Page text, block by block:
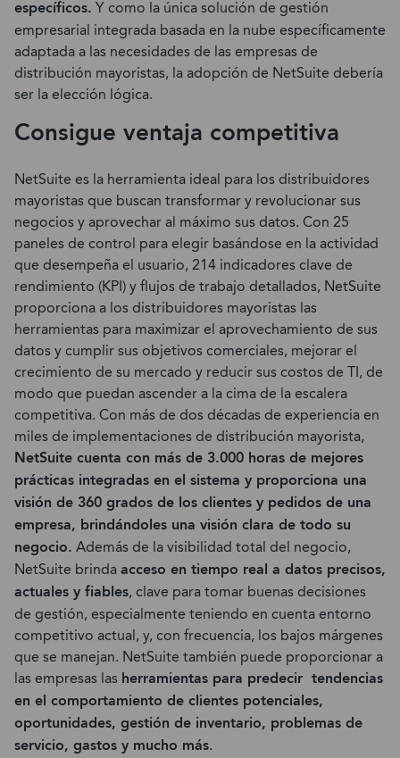
específicos. Y como la única solución de gestión
empresarial integrada basada en la nube específicamente
adaptada a las necesidades de las empresas de
distribución mayoristas, la adopción de NetSuite debería
ser la elección lógica.
Consigue ventaja competitiva
NetSuite es la herramienta ideal para los distribuidores
mayoristas que buscan transformar y revolucionar sus
negocios y aprovechar al máximo sus datos. Con 25
paneles de control para elegir basándose en la actividad
que desempeña el usuario, 214 indicadores clave de
rendimiento (KPI) y flujos de trabajo detallados, NetSuite
proporciona a los distribuidores mayoristas las
herramientas para maximizar el aprovechamiento de sus
datos y cumplir sus objetivos comerciales, mejorar el
crecimiento de su mercado y reducir sus costos de TI, de
modo que puedan ascender a la cima de la escalera
competitiva. Con más de dos décadas de experiencia en
miles de implementaciones de distribución mayorista,
NetSuite cuenta con más de 3.000 horas de mejores
prácticas integradas en el sistema y proporciona una
visión de 360 grados de los clientes y pedidos de una
empresa, brindándoles una visión clara de todo su
negocio. Además de la visibilidad total del negocio,
NetSuite brindaacceso en tiempo real a datos precisos,
actuales y fiables, clave para tomar buenas decisiones
de gestión, especialmente teniendo en cuenta entorno
competitivo actual, y, con frecuencia, los bajos márgenes
que se manejan. NetSuite también puede proporcionar a
las empresas las herramientas para predecir tendencias
en el comportamiento de clientes potenciales,
oportunidades, gestión de inventario, problemas de
servicio, gastos y mucho más.